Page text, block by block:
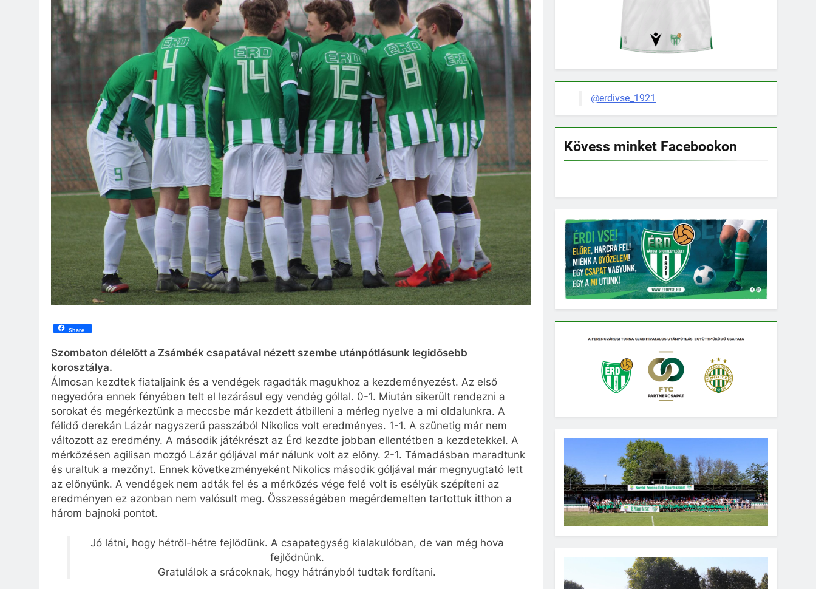
Share
Szombaton délelőtt a Zsámbék csapatával nézett szembe utánpótlásunk legidősebb
korosztálya.
Álmosan kezdtek fiataljaink és a vendégek ragadták magukhoz a kezdeményezést. Az első
negyedóra ennek fényében telt el lezárásul egy vendég góllal. 0-1. Miután sikerült rendezni a
sorokat és megérkeztünk a meccsbe már kezdett átbilleni a mérleg nyelve a mi oldalunkra. A
félidő derekán Lázár nagyszerű passzából Nikolics volt eredményes. 1-1. A szünetig már nem
változott az eredmény. A második játékrészt az Érd kezdte jobban ellentétben a kezdetekkel. A
mérkőzésen agilisan mozgó Lázár góljával már nálunk volt az előny. 2-1. Támadásban maradtunk
és uraltuk a mezőnyt. Ennek következményeként Nikolics második góljával már megnyugtató lett
az előnyünk. A vendégek nem adták fel és a mérkőzés vége felé volt is esélyük szépíteni az
eredményen ez azonban nem valósult meg. Összességében megérdemelten tartottuk itthon a
három bajnoki pontot.
Jó látni, hogy hétről-hétre fejlődünk. A csapategység kialakulóban, de van még hova
fejlődnünk.
Gratulálok a srácoknak, hogy hátrányból tudtak fordítani.
@erdivse_1921
Kövess minket Facebookon